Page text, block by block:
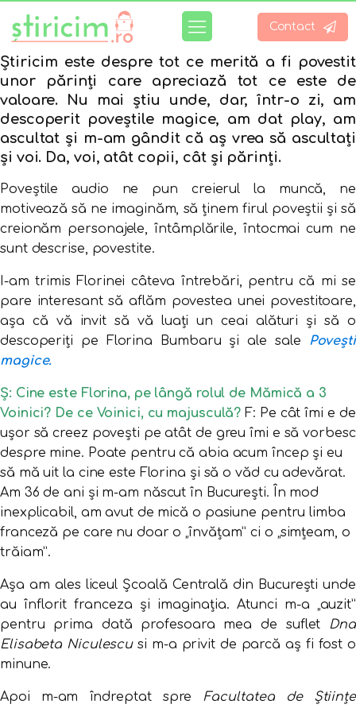
Contact
Știricim este despre tot ce merită a fi povestit
unor părinți care apreciază tot ce este de
valoare. Nu mai știu unde, dar, într-o zi, am
descoperit poveștile magice, am dat play, am
ascultat și m-am gândit că aș vrea să ascultați
și voi. Da, voi, atât copii, cât și părinți.
Poveștile audio ne pun creierul la muncă, ne
motivează să ne imaginăm, să ținem firul poveștii și să
creionăm personajele, întâmplările, întocmai cum ne
sunt descrise, povestite.
I-am trimis Florinei câteva întrebări, pentru că mi se
pare interesant să aflăm povestea unei povestitoare,
așa că vă invit să vă luați un ceai alături și să o
descoperiți pe Florina Bumbaru și ale sale Povești
magice.
Ș: Cine este Florina, pe lângă rolul de Mămică a 3
Voinici? De ce Voinici, cu majusculă? F: Pe cât îmi e de
ușor să creez povești pe atât de greu îmi e să vorbesc
despre mine. Poate pentru că abia acum încep și eu
să mă uit la cine este Florina și să o văd cu adevărat.
Am 36 de ani și m-am născut în București. În mod
inexplicabil, am avut de mică o pasiune pentru limba
franceză pe care nu doar o „învățam” ci o „simțeam, o
trăiam”.
Așa am ales liceul Școală Centrală din București unde
au înflorit franceza și imaginația. Atunci m-a „auzit”
pentru prima dată profesoara mea de suflet Dna
Elisabeta Niculescusi m-a privit de parcă aș fi fost o
minune.
Apoi m-am îndreptat spre Facultatea de Științe